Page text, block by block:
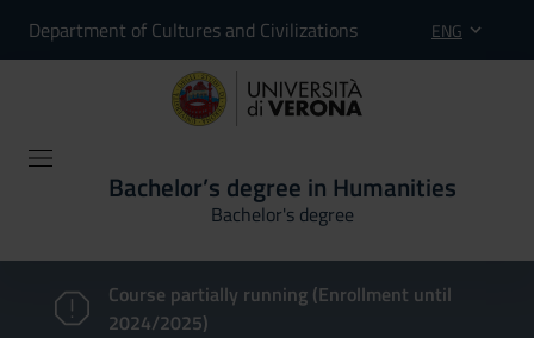
Department of Cultures and Civilizations ENG
Bachelor’s degree in Humanities
Bachelor's degree
Course partially running (Enrollment until
2024/2025)